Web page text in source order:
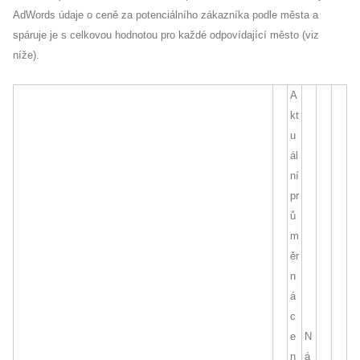
AdWords údaje o ceně za potenciálního zákazníka podle města a
spáruje je s celkovou hodnotou pro každé odpovídající město (viz
níže).
A
kt
u
ál
ní
pr
ů
m
ěr
n
á
c
e
n
N
á